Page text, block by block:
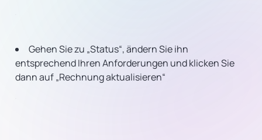
Gehen Sie zu „Status“, ändern Sie ihn
entsprechend Ihren Anforderungen und klicken Sie
dann auf „Rechnung aktualisieren“